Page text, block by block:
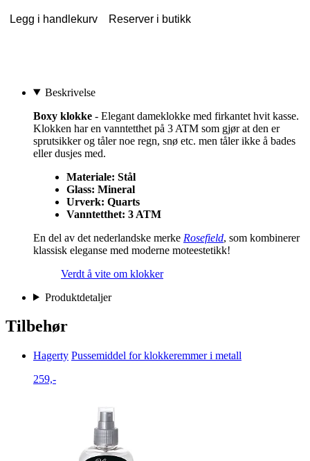
Legg i handlekurv Reserver i butikk
Beskrivelse
Boxy klokke - Elegant dameklokke med firkantet hvit kasse.
Klokken har en vanntetthet på 3 ATM som gjør at den er
sprutsikker og tåler noe regn, snø etc. men tåler ikke å bades
eller dusjes med.
Materiale: Stål
Glass: Mineral
Urverk: Quarts
Vanntetthet: 3 ATM
En del av det nederlandske merke Rosefield, som kombinerer
klassisk eleganse med moderne moteestetikk!
Verdt å vite om klokker
Produktdetaljer
Tilbehør
Hagerty Pussemiddel for klokkeremmer i metall
259,-